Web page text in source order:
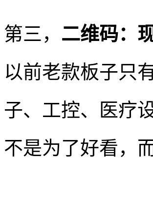
第三， 二维码：
以前老款板子只
子、工控、医疗
不是为了好看，